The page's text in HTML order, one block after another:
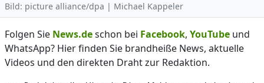
Bild: picture alliance/dpa | Michael Kappeler
Folgen Sie News.deschon bei Facebook, YouTube und
WhatsApp? Hier finden Sie brandheiße News, aktuelle
Videos und den direkten Draht zur Redaktion.